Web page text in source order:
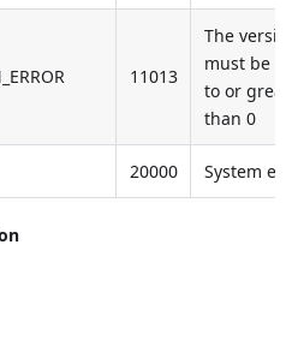
11013
The
must be
to or
than 0
20000 System